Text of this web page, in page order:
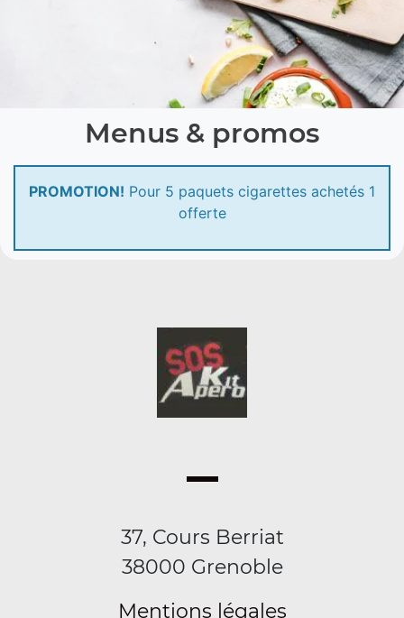
Menus & promos
PROMOTION! Pour 5 paquets cigarettes achetés 1
offerte
37, Cours Berriat
38000 Grenoble
Mentions légales